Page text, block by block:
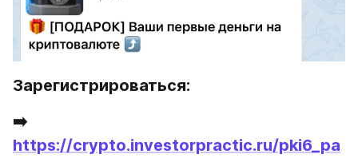
Зарегистрироваться:
https://crypto.investorpractic.ru/pki6_pa